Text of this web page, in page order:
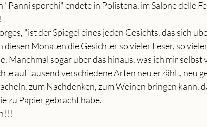
sporchi" endete in Polistena, im Salone delle
"ist der Spiegel eines jeden Gesichts, das sich
diesen Monaten die Gesichter so vieler Leser, so
Manchmal sogar über das hinaus, was ich mir selbst
auf tausend verschiedene Arten neu erzählt, neu
zum Nachdenken, zum Weinen bringen kann,
zu Papier gebracht habe.